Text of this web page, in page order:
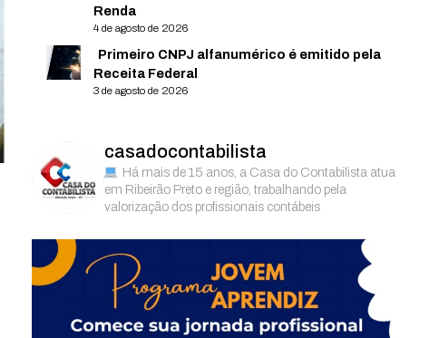
Renda
4 de agosto de 2026
Primeiro CNPJ alfanumérico é emitido pela
Receita Federal
3 de agosto de 2026
casadocontabilista
Há mais de 15 anos, a Casa do Contabilista atua
em Ribeirão Preto e região, trabalhando pela
valorização dos profissionais contábeis